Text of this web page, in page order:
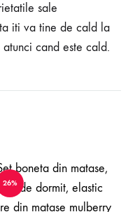
sale
iti va tine de cald la
cand este cald.
26%